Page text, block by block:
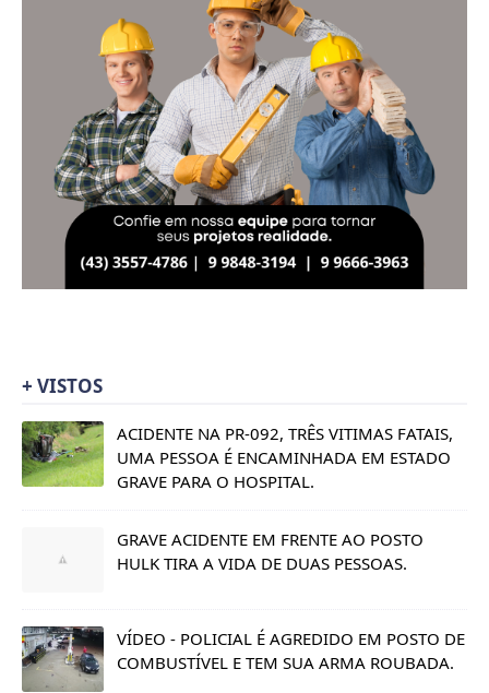
+ VISTOS
ACIDENTE NA PR-092, TRÊS VITIMAS FATAIS,
UMA PESSOA É ENCAMINHADA EM ESTADO
GRAVE PARA O HOSPITAL.
GRAVE ACIDENTE EM FRENTE AO POSTO
HULK TIRA A VIDA DE DUAS PESSOAS.
VÍDEO - POLICIAL É AGREDIDO EM POSTO DE
COMBUSTÍVEL E TEM SUA ARMA ROUBADA.